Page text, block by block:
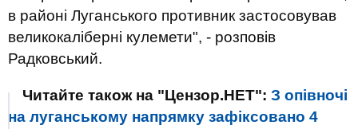
в районі Луганського противник застосовував
великокаліберні кулемети", - розповів
Радковський.
Читайте також на "Цензор.НЕТ": З опівночі
на луганському напрямку зафіксовано 4